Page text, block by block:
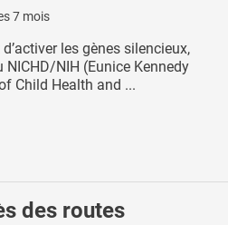
7 mois
les gènes silencieux,
NICHD/NIH (Eunice Kennedy
Child Health and ...
des routes